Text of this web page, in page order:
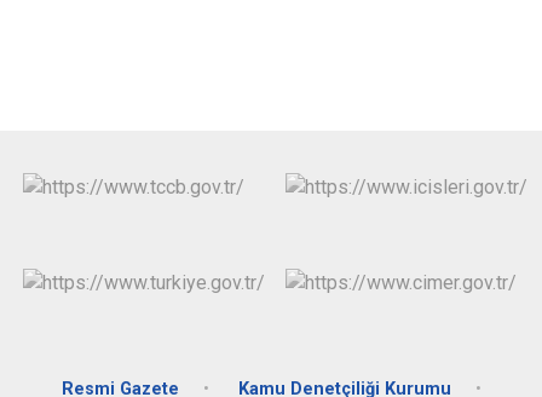
Resmi Gazete Kamu Denetçiliği Kurumu